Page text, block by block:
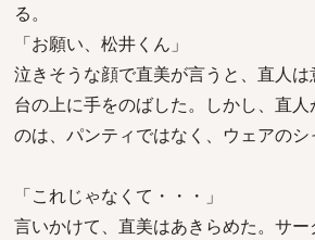
る。
「お願い、松井くん」
泣きそうな顔で直美が言うと、直人
台の上に手をのばした。しかし、直
のは、パンティではなく、ウェアのシ
「これじゃなくて・・・」
言いかけて、直美はあきらめた。サ